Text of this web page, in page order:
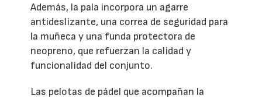
Además, la pala incorpora un agarre
antideslizante, una correa de seguridad para
la muñeca y una funda protectora de
neopreno, que refuerzan la calidad y
funcionalidad del conjunto.
Las pelotas de pádel que acompañan la